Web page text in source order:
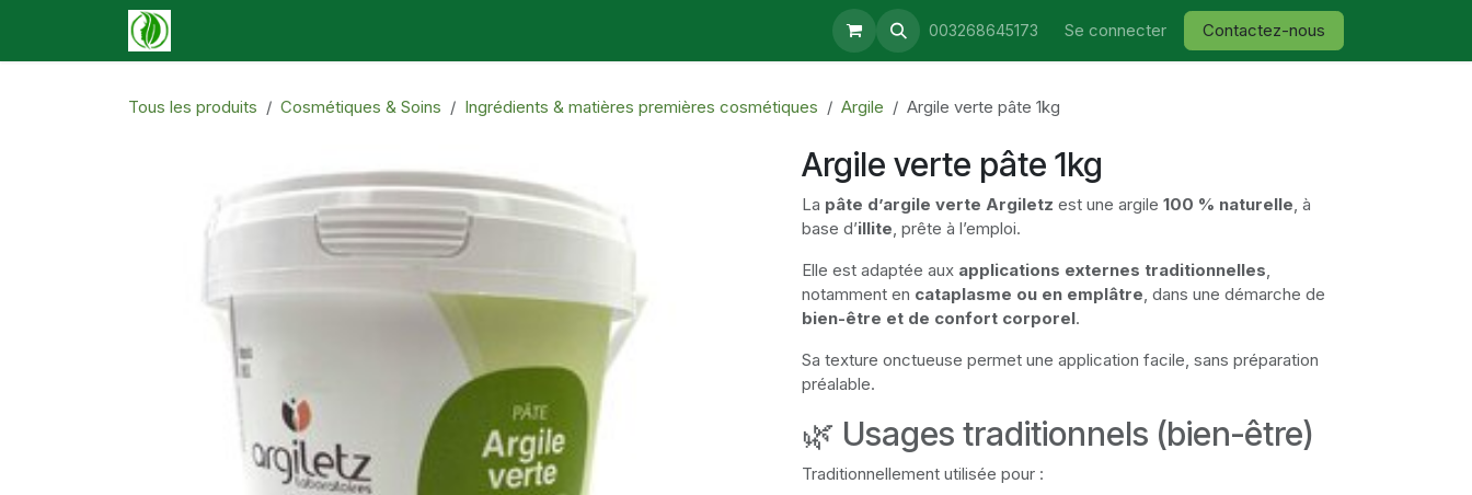
Se rendre au contenu
Retrait & Livraison Blog 003268645173 Se connecter Contactez-nous
Tous les produits Cosmétiques & Soins Ingrédients & matières premières cosmétiques Argile Argile verte pâte 1kg
Argile verte pâte 1kg
La pâte d’argile verte Argiletz est une argile 100 % naturelle, à
base d’illite, prête à l’emploi.
Elle est adaptée aux applications externes traditionnelles,
notamment en cataplasme ou en emplâtre, dans une démarche de
bien-être et de confort corporel.
Sa texture onctueuse permet une application facile, sans préparation
préalable.
🌿 Usages traditionnels (bien-être)
Traditionnellement utilisée pour :